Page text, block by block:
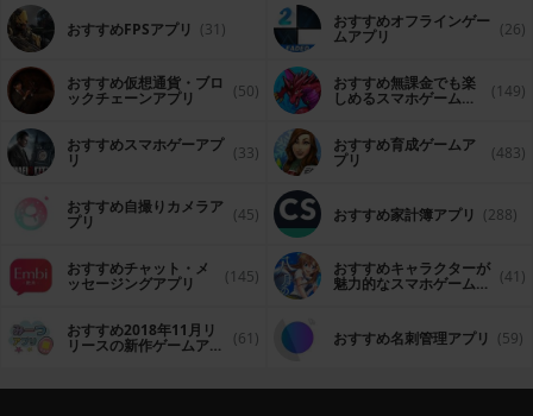
おすすめFPSアプリ (31) おすすめオフラインゲー
ムアプリ (26)
おすすめ仮想通貨・ブロ
ックチェーンアプリ (50) おすすめ無課金でも楽
しめるスマホゲームア (149)
おすすめスマホゲーアプ
リ (33) おすすめ育成ゲームア
プリ (483)
おすすめ自撮りカメラア
プリ (45) おすすめ家計簿アプリ (288)
おすすめチャット・メ
ッセージングアプリ (145) おすすめキャラクターが
魅力的なスマホゲームア (41)
おすすめ2018年11月リ
リースの新作ゲームアプ (61) おすすめ名刺管理アプリ (59)